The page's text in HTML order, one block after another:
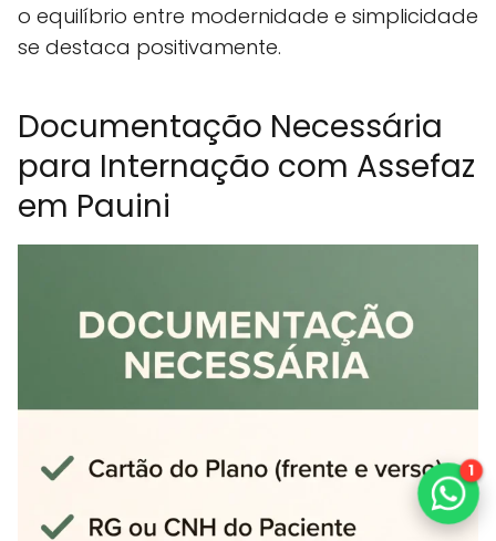
o equilíbrio entre modernidade e simplicidade
se destaca positivamente.
Documentação Necessária
para Internação com Assefaz
em Pauini
1